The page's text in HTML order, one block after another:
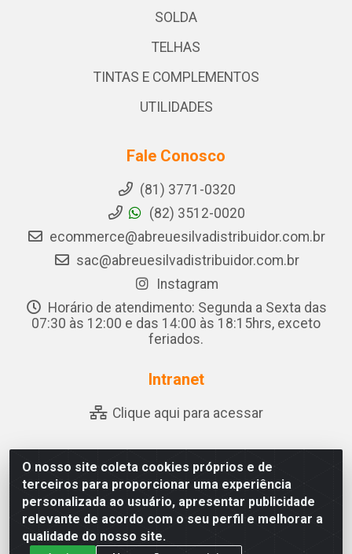
O nosso site coleta cookies próprios e de
terceiros para proporcionar uma experiência
personalizada ao usuário, apresentar publicidade
relevante de acordo com o seu perfil e melhorar a
qualidade do nosso site.
SOLDA
TELHAS
TINTAS E COMPLEMENTOS
UTILIDADES
Fale Conosco
(81) 3771-0320
(82) 3512-0020
ecommerce@abreuesilvadistribuidor.com.br
sac@abreuesilvadistribuidor.com.br
Instagram
Horário de atendimento: Segunda a Sexta das
07:30 às 12:00 e das 14:00 às 18:15hrs, exceto
feriados.
Intranet
Clique aqui para acessar
Abreu & Silva - Rua Padre Jose de Souza Leite, 265 - Ariado,
Olho D'Água das Flores/AL - CEP 57.442-000 - CNPJ
04.790.656/0001-06